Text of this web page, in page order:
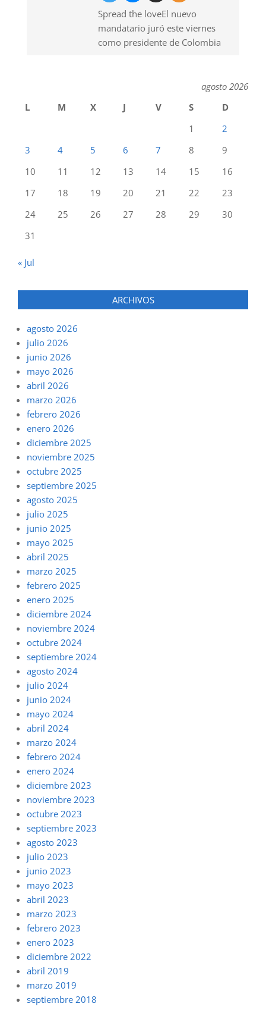
Spread the loveEl nuevo
mandatario juró este viernes
como presidente de Colombia
agosto 2026
L
M X J V S
D
1
2
3
4 5 6 7 8
9
10
11 12 13 14 15
16
17
18 19 20 21 22
23
24
25 26 27 28 29
30
31
« Jul
ARCHIVOS
agosto 2026
julio 2026
junio 2026
mayo 2026
abril 2026
marzo 2026
febrero 2026
enero 2026
diciembre 2025
noviembre 2025
octubre 2025
septiembre 2025
agosto 2025
julio 2025
junio 2025
mayo 2025
abril 2025
marzo 2025
febrero 2025
enero 2025
diciembre 2024
noviembre 2024
octubre 2024
septiembre 2024
agosto 2024
julio 2024
junio 2024
mayo 2024
abril 2024
marzo 2024
febrero 2024
enero 2024
diciembre 2023
noviembre 2023
octubre 2023
septiembre 2023
agosto 2023
julio 2023
junio 2023
mayo 2023
abril 2023
marzo 2023
febrero 2023
enero 2023
diciembre 2022
abril 2019
marzo 2019
septiembre 2018